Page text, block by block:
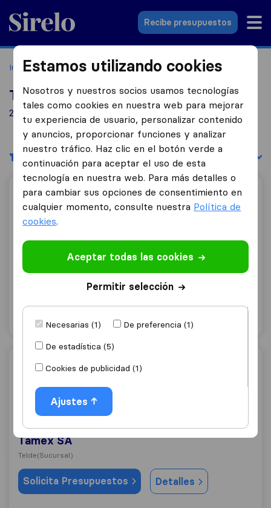
Sirelo.es
Recibe presupuestos
Inicio Empresas de mudanzas Telde
Top 10 empresas de mudanzas en Telde
2 empresas de mudanzas encontradas en Telde
Filtrar Ordenar por:
Mudanzas Gesapro
9,8
Mudanzas Gesapro
Solicita Presupuestos Detalles
Tamex SA
8,4
Tamex SA
Telde(Sucursal)
Solicita Presupuestos Detalles
Estamos utilizando cookies
Nosotros y nuestros socios usamos tecnologías
tales como cookies en nuestra web para mejorar
tu experiencia de usuario, personalizar contenido
y anuncios, proporcionar funciones y analizar
nuestro tráfico. Haz clic en el botón verde a
continuación para aceptar el uso de esta
tecnología en nuestra web. Para más detalles o
para cambiar sus opciones de consentimiento en
cualquier momento, consulte nuestra Política de
cookies.
Aceptar todas las cookies
Permitir selección
Necesarias (1)
De preferencia (1)
De estadística (5)
Cookies de publicidad (1)
Ajustes